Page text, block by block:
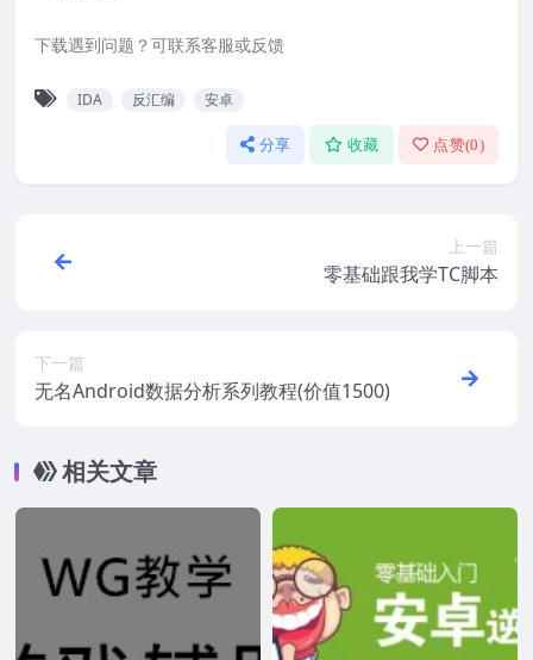
下载遇到问题？可联系客服或反馈
IDA 反汇编 安卓
分享 收藏 点赞(0)
上一篇
零基础跟我学TC脚本
下一篇
无名Android数据分析系列教程(价值1500)
相关文章